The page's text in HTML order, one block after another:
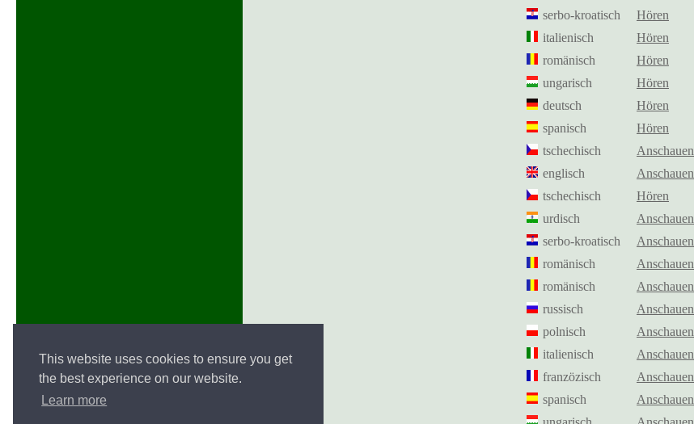
This website uses cookies to ensure you get
the best experience on our website.
Learn more
serbo-kroatisch
Hören
italienisch
Hören
romänisch
Hören
ungarisch
Hören
deutsch
Hören
spanisch
Hören
tschechisch
Anschauen
englisch
Anschauen
tschechisch
Hören
urdisch
Anschauen
serbo-kroatisch
Anschauen
romänisch
Anschauen
romänisch
Anschauen
russisch
Anschauen
polnisch
Anschauen
italienisch
Anschauen
franzözisch
Anschauen
spanisch
Anschauen